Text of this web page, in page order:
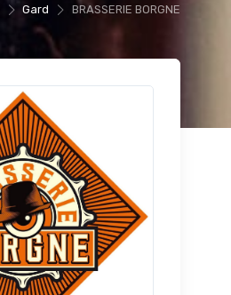
Gard BRASSERIE BORGNE